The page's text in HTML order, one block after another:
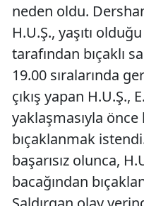
neden oldu.
H.U.Ş., yaşıtı
tarafından bıçaklı
19.00 sıralarında
çıkış yapan H.U.Ş.,
yaklaşmasıyla
bıçaklanmak
başarısız olunca,
bacağından